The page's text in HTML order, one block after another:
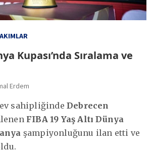
Kupası’nda Sıralama ve
Erdem
ev sahipliğinde Debrecen
FIBA 19 Yaş Altı Dünya
şampiyonluğunu ilan etti ve